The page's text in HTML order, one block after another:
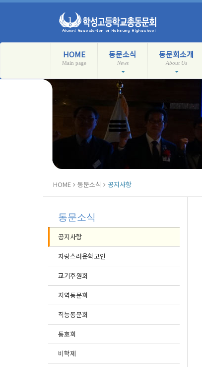
HOME
Main page
동문소식
News
동문회소개
About Us
HOME 동문소식 공지사항
동문소식
공지사항
자랑스러운학고인
교기후원회
지역동문회
직능동문회
동호회
비학제